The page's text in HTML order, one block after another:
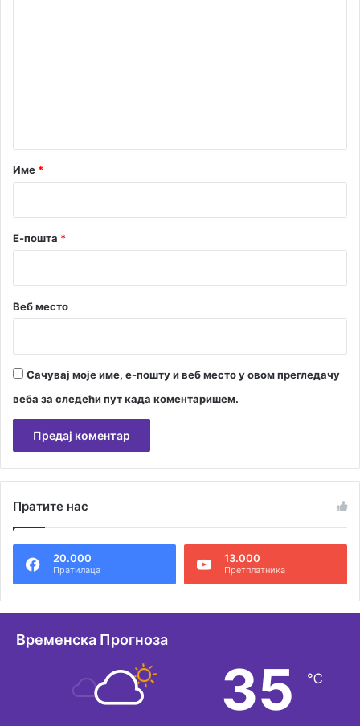
р
Име *
Е-пошта *
Веб место
Сачувај моје име, е-пошту и веб место у овом прегледачу
веба за следећи пут када коментаришем.
т
н
т
Пратите нас
20.000
Пратилаца
13.000
Претплатника
Временска Прогноза
35 ℃